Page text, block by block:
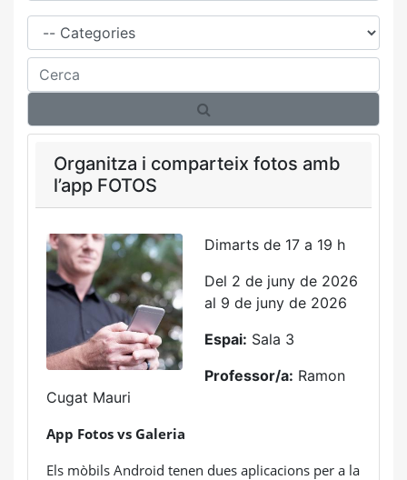
Família
Cerca
Organitza i comparteix fotos amb
l’app FOTOS
Dimarts de 17 a 19 h
Del 2 de juny de 2026
al 9 de juny de 2026
Espai: Sala 3
Professor/a: Ramon
Cugat Mauri
App Fotos vs Galeria
Els mòbils Android tenen dues aplicacions per a la